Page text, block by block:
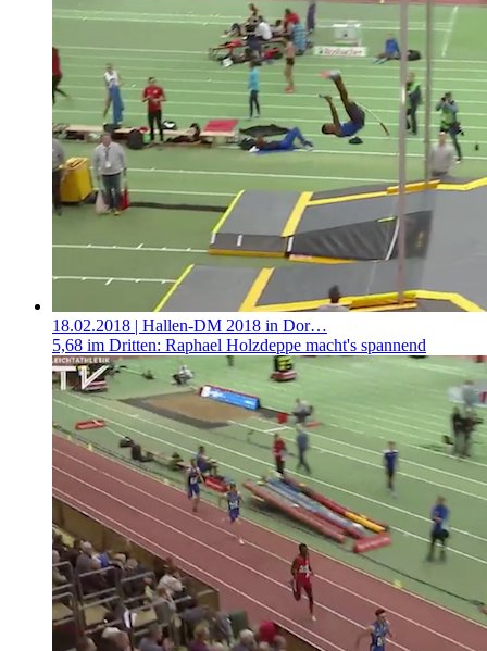
18.02.2018 | Hallen-DM 2018 in Dor…
5,68 im Dritten: Raphael Holzdeppe macht's spannend